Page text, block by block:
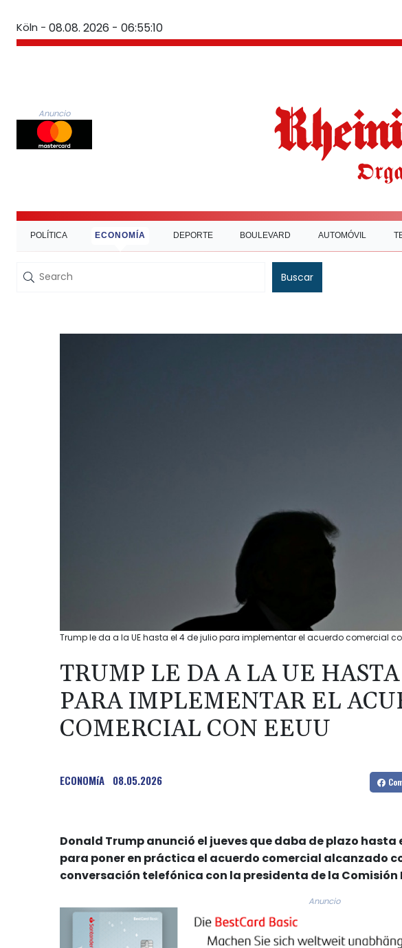
Köln - 08.08. 2026 - 06:55:10
Anuncio
POLÍTICA ECONOMÍA DEPORTE BOULEVARD AUTOMÓVIL
Buscar
Trump le da a la UE hasta el 4 de julio para implementar el acuerdo comercial con
TRUMP LE DA A LA UE
PARA IMPLEMENTAR EL
COMERCIAL CON EEUU
ECONOMíA 08.05.2026
Donald Trump anunció el jueves que daba de plazo hasta
para poner en práctica el acuerdo comercial alcanzado
conversación telefónica con la presidenta de la Comisión
Anuncio